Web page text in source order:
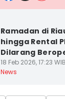
Ramadan di
hingga Rental
Dilarang
18 Feb 2026, 17:23 WIB
News